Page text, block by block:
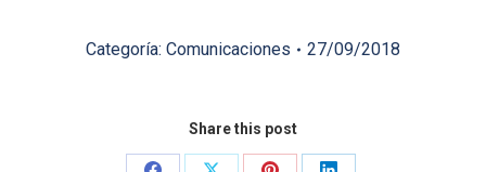
Categoría: Comunicaciones 27/09/2018
Share this post